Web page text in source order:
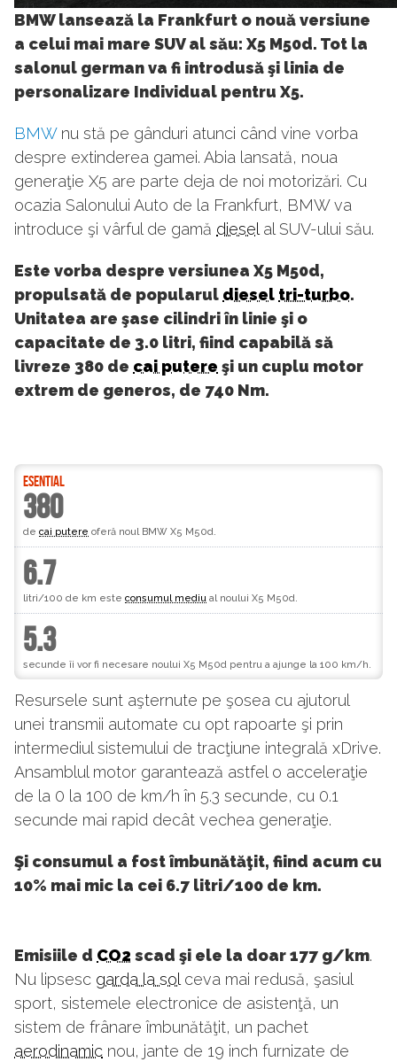
41
BMW lansează la Frankfurt o nouă versiune
a celui mai mare SUV al său: X5 M50d. Tot la
salonul german va fi introdusă şi linia de
personalizare Individual pentru X5.
BMWnu stă pe gânduri atunci când vine vorba
despre extinderea gamei. Abia lansată, noua
generaţie X5 are parte deja de noi motorizări. Cu
ocazia Salonului Auto de la Frankfurt, BMW va
introduce şi vârful de gamă dieselal SUV-ului său.
Este vorba despre versiunea X5 M50d,
propulsată de popularul diesel tri-turbo.
Unitatea are şase cilindri în linie şi o
capacitate de 3.0 litri, fiind capabilă să
livreze 380 de cai putere şi un cuplu motor
extrem de generos, de 740 Nm.
ESENTIAL
380
de cai putere oferă noul BMW X5 M50d.
6.7
litri/100 de km este consumul mediu al noului X5 M50d.
5.3
secunde îi vor fi necesare noului X5 M50d pentru a ajunge la 100 km/h.
Resursele sunt aşternute pe şosea cu ajutorul
unei transmii automate cu opt rapoarte şi prin
intermediul sistemului de tracţiune integrală xDrive.
Ansamblul motor garantează astfel o acceleraţie
de la 0 la 100 de km/h în 5.3 secunde, cu 0.1
secunde mai rapid decât vechea generaţie.
Şi consumul a fost îmbunătăţit, fiind acum cu
10% mai mic la cei 6.7 litri/100 de km.
Emisiile d CO2 scad şi ele la doar 177 g/km.
Nu lipsesc garda la solceva mai redusă, şasiul
sport, sistemele electronice de asistenţă, un
sistem de frânare îmbunătăţit, un pachet
aerodinamic nou, jante de 19 inch furnizate de